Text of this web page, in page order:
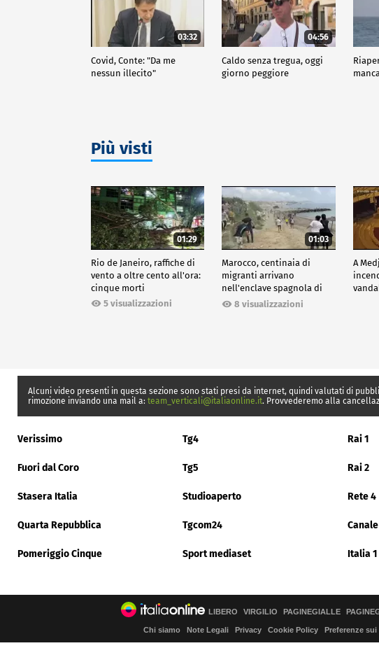
03:32
Covid, Conte: "Da me
nessun illecito"
04:56
Caldo senza tregua, oggi
giorno peggiore
Più visti
01:29
Rio de Janeiro, raffiche di
vento a oltre cento all'ora:
cinque morti
5 visualizzazioni
01:03
Marocco, centinaia di
migranti arrivano
nell'enclave spagnola di
Ceuta8 visualizzazioni
A
Alcuni video presenti in questa sezione sono stati presi da internet, quindi valutati di
rimozione inviando una mail a: team_verticali@italiaonline.it. Provvederemo alla
Verissimo Tg4 Rai 1
Fuori dal Coro Tg5 Rai 2
Stasera Italia Studioaperto Rete 4
Quarta Repubblica Tgcom24
Pomeriggio Cinque Sport mediaset Italia 1
LIBERO VIRGILIO PAGINEGIALLE
Chi siamo Note Legali Privacy Cookie Policy Preferenze sui